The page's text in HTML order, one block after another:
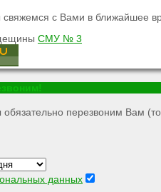
с Вами в ближайшее
СМУ № 3
перезвоним Вам
данных